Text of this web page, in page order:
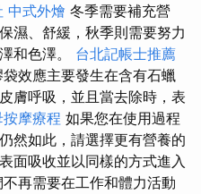
中式外燴 冬季需要補充營
濕、舒緩，秋季則需要努力
和色澤。 台北記帳士推薦
效應主要發生在含有石蠟
膚呼吸，並且當去除時，表
按摩療程 如果您在使用過程
然如此，請選擇更有營養的
面吸收並以同樣的方式進入
再需要在工作和體力活動